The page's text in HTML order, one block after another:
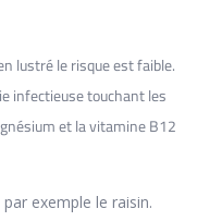
lustré le risque est faible.
infectieuse touchant les
et la vitamine B12
exemple le raisin.